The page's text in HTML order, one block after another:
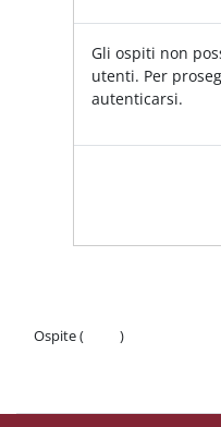
Gli ospiti non
utenti. Per
autenticarsi.
Ospite (
)